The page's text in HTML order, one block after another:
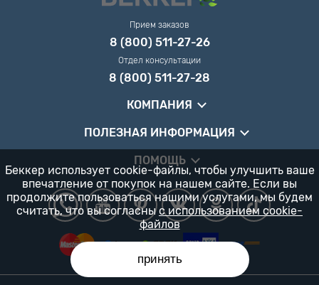
Прием заказов
8 (800) 511-27-26
Отдел консультации
8 (800) 511-27-28
КОМПАНИЯ
ПОЛЕЗНАЯ ИНФОРМАЦИЯ
ПОМОЩЬ
Беккер использует cookie-файлы, чтобы улучшить ваше
впечатление от покупок на нашем сайте. Если вы
продолжите пользоваться нашими услугами, мы будем
считать, что вы согласны с использованием cookie-
файлов
принять